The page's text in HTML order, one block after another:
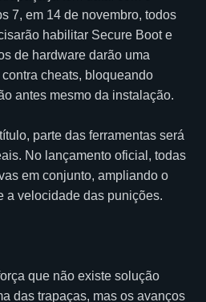
7, em 14 de novembro, todos
habilitar Secure Boot e
de hardware darão uma
cheats, bloqueando
antes mesmo da instalação.
parte das ferramentas será
No lançamento oficial, todas
em conjunto, ampliando o
a velocidade das punições.
que não existe solução
das trapaças, mas os avanços